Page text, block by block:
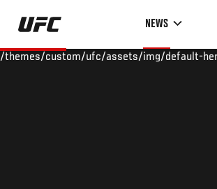
Skip
main
NEWS
/themes/custom/ufc/assets/img/default-